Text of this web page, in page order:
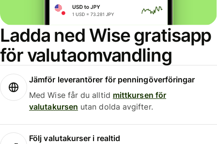
Ladda ned Wise gratisapp
för valutaomvandling
Jämför leverantörer för penningöverföringar
Med Wise får du alltid mittkursen för
valutakursen utan dolda avgifter.
Följ valutakurser i realtid